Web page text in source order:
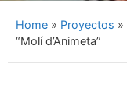
Home » Proyectos »
“Molí d’Animeta”